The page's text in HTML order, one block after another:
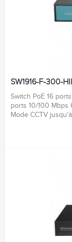
SW1916-F-300-
Switch PoE 16
ports 10/100 Mbps
Mode CCTV